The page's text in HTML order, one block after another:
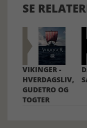
SE
VIKINGER -
HVERDAGSLIV,
GUDETRO OG
TOGTER